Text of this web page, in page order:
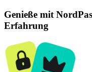
Genieße mit
Erfahrung